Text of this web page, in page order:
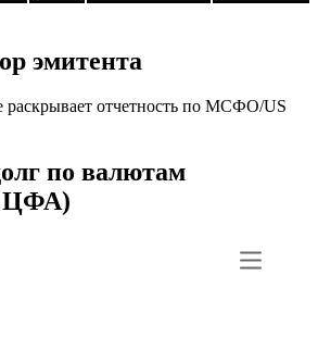
эмитента
раскрывает отчетность по МСФО/US
по валютам
ЦФА)